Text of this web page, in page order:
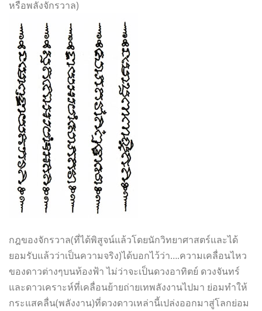
หรือพลังจักรวาล)
กฎของจักรวาล(ที่ได้พิสูจน์แล้วโดยนักวิทยาศาสตร์และได้
ยอมรับแล้วว่าเป็นความจริง)ได้บอกไว้ว่า….ความเคลื่อนไหว
ของดาวต่างๆบนท้องฟ้า ไม่ว่าจะเป็นดวงอาทิตย์ ดวงจันทร์
และดาวเคราะห์ที่เคลื่อนย้ายถ่ายเทพลังงานไปมา ย่อมทำให้
กระแสคลื่น(พลังงาน)ที่ดวงดาวเหล่านี้เปล่งออกมาสู่โลกย่อม